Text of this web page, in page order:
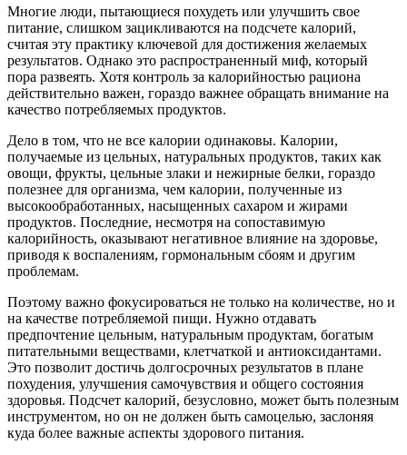
Многие люди, пытающиеся похудеть или улучшить свое
питание, слишком зацикливаются на подсчете калорий,
считая эту практику ключевой для достижения желаемых
результатов. Однако это распространенный миф, который
пора развеять. Хотя контроль за калорийностью рациона
действительно важен, гораздо важнее обращать внимание на
качество потребляемых продуктов.
Дело в том, что не все калории одинаковы. Калории,
получаемые из цельных, натуральных продуктов, таких как
овощи, фрукты, цельные злаки и нежирные белки, гораздо
полезнее для организма, чем калории, полученные из
высокообработанных, насыщенных сахаром и жирами
продуктов. Последние, несмотря на сопоставимую
калорийность, оказывают негативное влияние на здоровье,
приводя к воспалениям, гормональным сбоям и другим
проблемам.
Поэтому важно фокусироваться не только на количестве, но и
на качестве потребляемой пищи. Нужно отдавать
предпочтение цельным, натуральным продуктам, богатым
питательными веществами, клетчаткой и антиоксидантами.
Это позволит достичь долгосрочных результатов в плане
похудения, улучшения самочувствия и общего состояния
здоровья. Подсчет калорий, безусловно, может быть полезным
инструментом, но он не должен быть самоцелью, заслоняя
куда более важные аспекты здорового питания.